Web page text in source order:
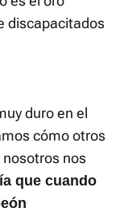
discapacitados
duro en el
cómo otros
nos
que cuando